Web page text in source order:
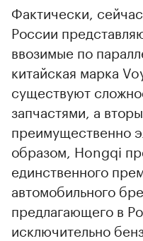
Фактически,
России
ввозимые по
китайская марка
существуют
запчастями, а
преимущественно
образом, Hongqi
единственного
автомобильного
предлагающего в
исключительно